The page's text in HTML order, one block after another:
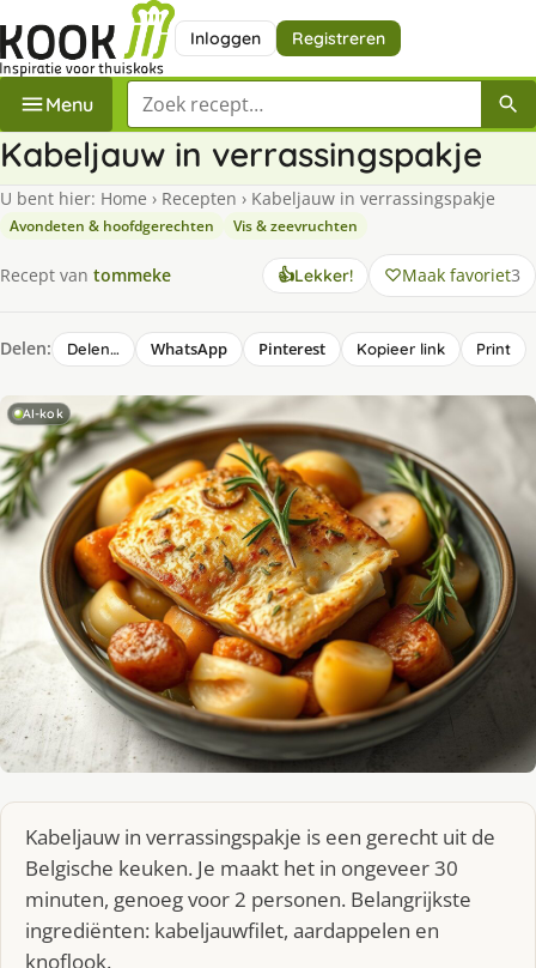
Inloggen Registreren
Menu Zoek een recept
Kabeljauw in verrassingspakje
U bent hier: Home › Recepten › Kabeljauw in verrassingspakje
Avondeten & hoofdgerechten Vis & zeevruchten
Recept van tommeke 👍Lekker! Maak favoriet3
Delen: Delen… WhatsApp Pinterest Kopieer link Print
AI-kok
Kabeljauw in verrassingspakje is een gerecht uit de
Belgische keuken. Je maakt het in ongeveer 30
minuten, genoeg voor 2 personen. Belangrijkste
ingrediënten: kabeljauwfilet, aardappelen en
knoflook.